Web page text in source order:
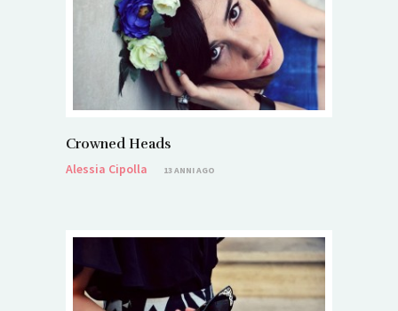
Crowned Heads
Alessia Cipolla
13 ANNI AGO